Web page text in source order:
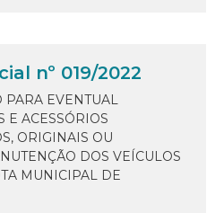
nº 019/2022
PARA EVENTUAL
E ACESSÓRIOS
ORIGINAIS OU
DOS VEÍCULOS
MUNICIPAL DE